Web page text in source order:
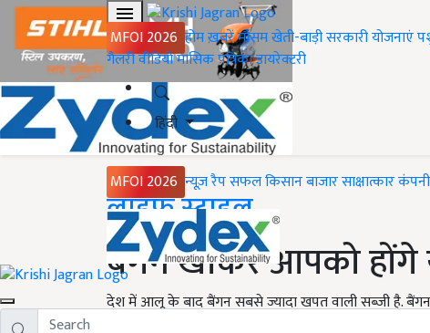
MFOI 2026 होमख़बरेंमौसमखेती-बाड़ीसरकारी योजनाएं
गैलरीवीडियोमासिक पत्रिकाडायरेक्टरी
हिंदी
MFOI 2026 न्यूज़ रैपसफल किसानबाजारसाक्षात्कार
Home
लाइफ स्टाइल
बैंगन खाकर आपको
देश में आलू के बाद बैंगन सबसे ज्यादा खपत वाली सब्जी है. बैंगन